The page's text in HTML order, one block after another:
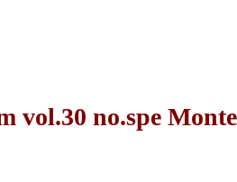
vol.30 no.spe